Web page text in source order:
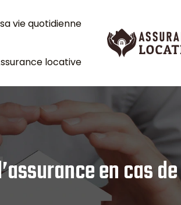
vie quotidienne
locative
en cas